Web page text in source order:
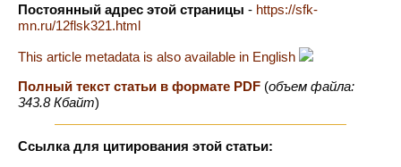
Постоянный адрес этой страницы - https://sfk-
mn.ru/12flsk321.html
This article metadata is also available in English
Полный текст статьи в формате PDF (объем файла:
343.8 Кбайт)
Ссылка для цитирования этой статьи: